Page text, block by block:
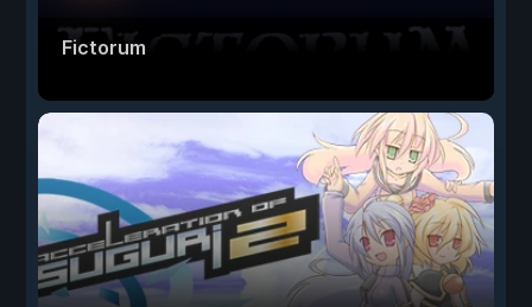
Fictorum